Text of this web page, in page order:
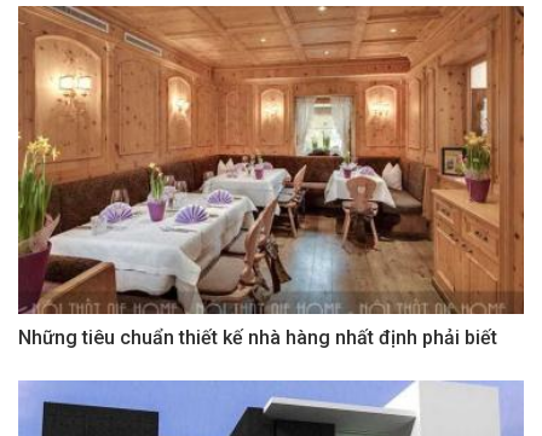
Những tiêu chuẩn thiết kế nhà hàng nhất định phải biết